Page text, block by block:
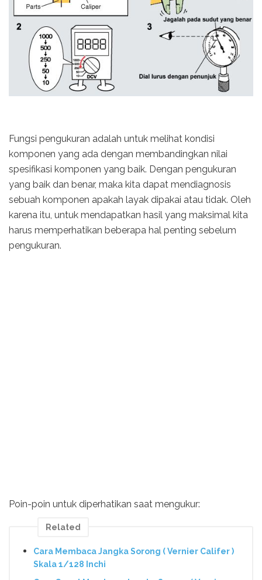
Fungsi pengukuran adalah untuk melihat kondisi
komponen yang ada dengan membandingkan nilai
spesifikasi komponen yang baik. Dengan pengukuran
yang baik dan benar, maka kita dapat mendiagnosis
sebuah komponen apakah layak dipakai atau tidak. Oleh
karena itu, untuk mendapatkan hasil yang maksimal kita
harus memperhatikan beberapa hal penting sebelum
pengukuran.
Poin-poin untuk diperhatikan saat mengukur:
Related
Cara Membaca Jangka Sorong ( Vernier Califer )
Skala 1/128 Inchi